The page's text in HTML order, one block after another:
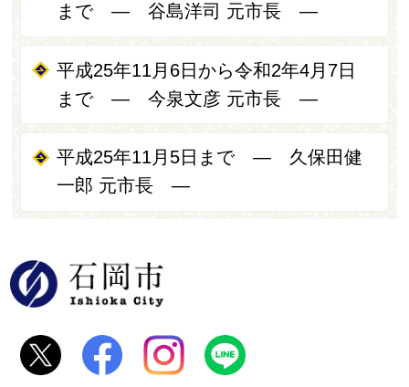
まで ― 谷島洋司 元市長 ―
平成25年11月6日から令和2年4月7日
まで ― 今泉文彦 元市長 ―
平成25年11月5日まで ― 久保田健
一郎 元市長 ―